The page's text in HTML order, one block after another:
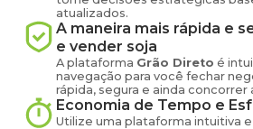
atualizados.
A maneira mais rápida e
e vender soja
A plataforma Grão Direto é
navegação para você fechar
rápida, segura e ainda concorrer
Economia de Tempo e
Utilize uma plataforma intuitiva